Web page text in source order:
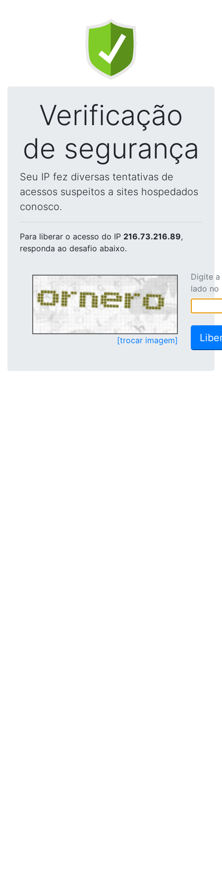
Verificação
de segurança
Seu IP fez diversas tentativas de
acessos suspeitos a sites hospedados
conosco.
Para liberar o acesso do IP 216.73.216.89,
responda ao desafio abaixo.
[trocar imagem]
Digite
lado no